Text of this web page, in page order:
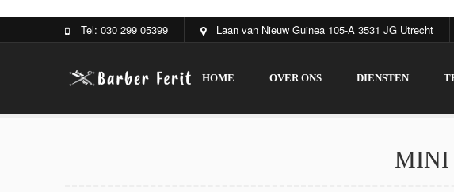
Tel: 030 299 05399 Laan van Nieuw Guinea 105-A 3531 JG Utrecht
HOME OVER ONS DIENSTEN
MINI